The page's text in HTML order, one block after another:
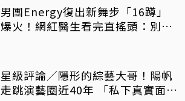
男團Energy復出新舞步「16蹲」
爆火！網紅醫生看完直搖頭：別亂
星級評論／隱形的綜藝大哥！陽帆
走跳演藝圈近40年 「私下真實面」